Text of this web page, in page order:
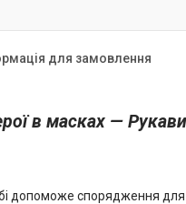
для замовлення
в масках —
допоможе спорядження